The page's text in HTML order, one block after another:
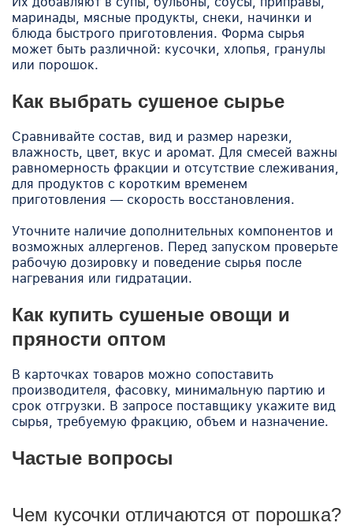
маринады, мясные продукты, снеки, начинки и
блюда быстрого приготовления. Форма сырья
может быть различной: кусочки, хлопья, гранулы
или порошок.
Как выбрать сушеное сырье
Сравнивайте состав, вид и размер нарезки,
влажность, цвет, вкус и аромат. Для смесей важны
равномерность фракции и отсутствие слеживания,
для продуктов с коротким временем
приготовления — скорость восстановления.
Уточните наличие дополнительных компонентов и
возможных аллергенов. Перед запуском проверьте
рабочую дозировку и поведение сырья после
нагревания или гидратации.
Как купить сушеные овощи и
пряности оптом
В карточках товаров можно сопоставить
производителя, фасовку, минимальную партию и
срок отгрузки. В запросе поставщику укажите вид
сырья, требуемую фракцию, объем и назначение.
Частые вопросы
Чем кусочки отличаются от порошка?